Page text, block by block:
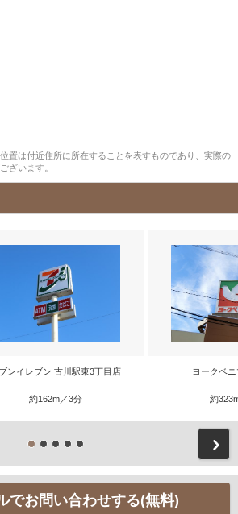
置は付近住所に所在することを表すものであり、実際の
ざいます。
ンイレブン 古川駅東3丁目店
約162m／3分
ヨークベ
約
でお問い合わせする(無料)